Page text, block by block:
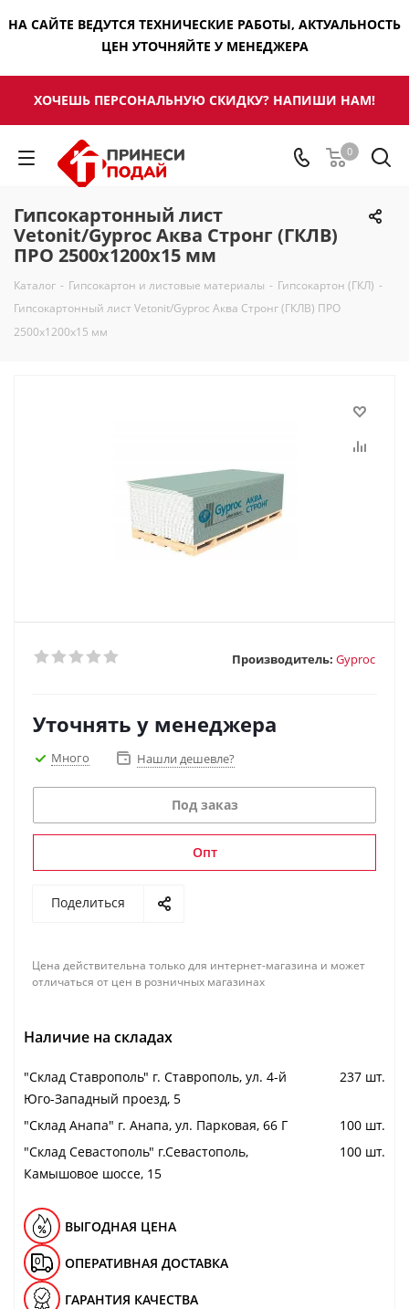
НА САЙТЕ ВЕДУТСЯ ТЕХНИЧЕСКИЕ РАБОТЫ, АКТУАЛЬНОСТЬ
ЦЕН УТОЧНЯЙТЕ У МЕНЕДЖЕРА
ХОЧЕШЬ ПЕРСОНАЛЬНУЮ СКИДКУ? НАПИШИ НАМ!
0
Гипсокартонный лист
Vetonit/Gyproc Аква Стронг (ГКЛВ)
ПРО 2500х1200х15 мм
Каталог - Гипсокартон и листовые материалы - Гипсокартон (ГКЛ) -
Гипсокартонный лист Vetonit/Gyproc Аква Стронг (ГКЛВ) ПРО
2500х1200х15 мм
Производитель: Gyproc
Уточнять у менеджера
Много Нашли дешевле?
Под заказ
Опт
Поделиться
Цена действительна только для интернет-магазина и может
отличаться от цен в розничных магазинах
Наличие на складах
"Cклад Ставрополь" г. Ставрополь, ул. 4-й
Юго-Западный проезд, 5
237 шт.
"Cклад Анапа" г. Анапа, ул. Парковая, 66 Г
100 шт.
"Cклад Севастополь" г.Севастополь,
Камышовое шоссе, 15
100 шт.
ВЫГОДНАЯ ЦЕНА
ОПЕРАТИВНАЯ ДОСТАВКА
ГАРАНТИЯ КАЧЕСТВА